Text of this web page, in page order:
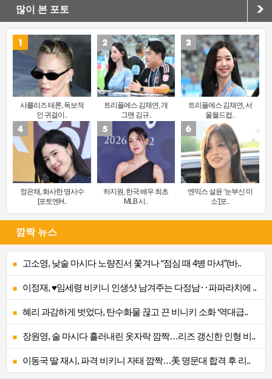
많이 본 포토
샤를리즈 테론, 독보적
인 귀걸이..
트리플에스 김채연, 개
그맨 김규..
트리플에스 김채연, 서
울월드컵..
정은채, 화사한 명사수
[포토엔H..
하지원, 한국 배우 최초
MLB 시..
엔믹스 설윤 ‘눈부신 미
소’[포..
깜짝 뉴스
고소영, 낮술 마시다 노량진서 쫓겨나 “점심 때 4병 마셔”(바..
이정재, ♥임세령 비키니 인생샷 남겨주는 다정남‥파파라치에 ..
혜리 과감하게 벗었다, 탄수화물 끊고 끈 비니키 소화 ‘역대급..
장원영, 술 마시다 흘러내린 옷자락 깜짝…리즈 갱신한 인형 비..
이동국 딸 재시, 파격 비키니 자태 깜짝…美 명문대 합격 후 리..